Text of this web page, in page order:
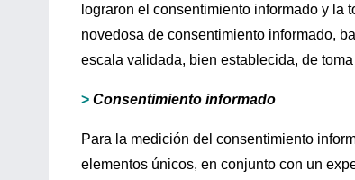
lograron el consentimiento informado y la
novedosa de consentimiento informado,
escala validada, bien establecida, de
> Consentimiento informado
Para la medición del consentimiento
elementos únicos, en conjunto con un